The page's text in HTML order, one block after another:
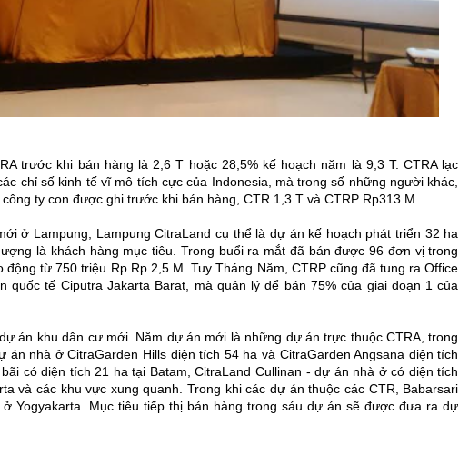
trước khi bán hàng là 2,6 T hoặc 28,5% kế hoạch năm là 9,3 T. CTRA lạc
chỉ số kinh tế vĩ mô tích cực của Indonesia, mà trong số những người khác,
ty con được ghi trước khi bán hàng, CTR 1,3 T và CTRP Rp313 M.
ở Lampung, Lampung CitraLand cụ thể là dự án kế hoạch phát triển 32 ha
là khách hàng mục tiêu. Trong buổi ra mắt đã bán được 96 đơn vị trong
từ 750 triệu Rp Rp 2,5 M. Tuy Tháng Năm, CTRP cũng đã tung ra Office
quốc tế Ciputra Jakarta Barat, mà quản lý để bán 75% của giai đoạn 1 của
án khu dân cư mới. Năm dự án mới là những dự án trực thuộc CTRA, trong
nhà ở CitraGarden Hills diện tích 54 ha và CitraGarden Angsana diện tích
có diện tích 21 ha tại Batam, CitraLand Cullinan - dự án nhà ở có diện tích
và các khu vực xung quanh. Trong khi các dự án thuộc các CTR, Babarsari
Yogyakarta. Mục tiêu tiếp thị bán hàng trong sáu dự án sẽ được đưa ra dự